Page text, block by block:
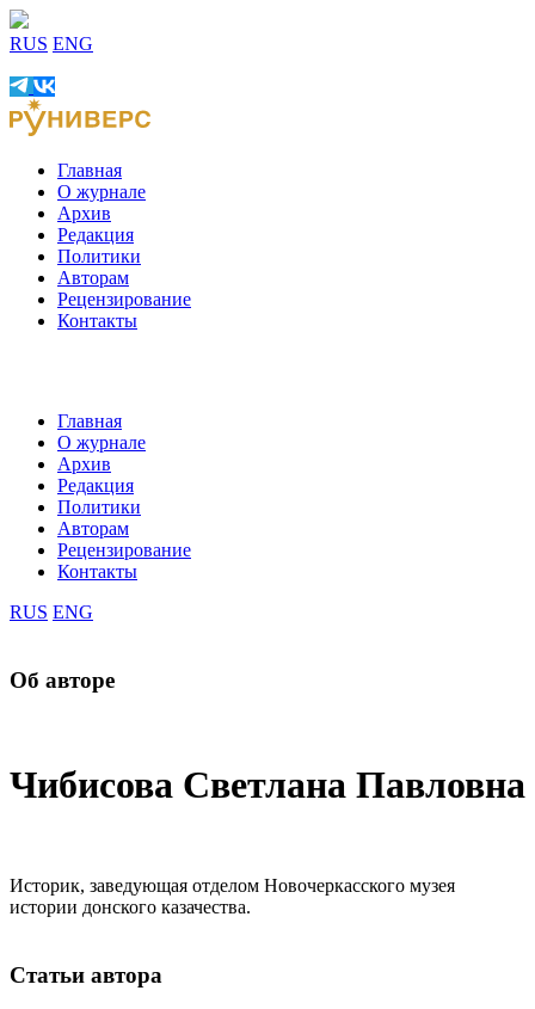
RUS ENG
Главная
О журнале
Архив
Редакция
Политики
Авторам
Рецензирование
Контакты
Главная
О журнале
Архив
Редакция
Политики
Авторам
Рецензирование
Контакты
RUS ENG
Об авторе
Чибисова Светлана Павловна
Историк, заведующая отделом Новочеркасского музея
истории донского казачества.
Статьи автора